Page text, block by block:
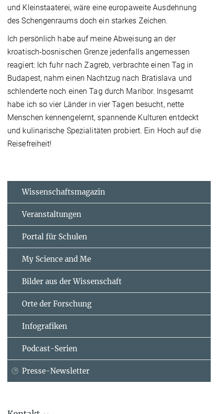
und Kleinstaaterei, wäre eine europaweite Ausdehnung
des Schengenraums doch ein starkes Zeichen.
Ich persönlich habe auf meine Abweisung an der
kroatisch-bosnischen Grenze jedenfalls angemessen
reagiert: Ich fuhr nach Zagreb, verbrachte einen Tag in
Budapest, nahm einen Nachtzug nach Bratislava und
schlenderte noch einen Tag durch Maribor. Insgesamt
habe ich so vier Länder in vier Tagen besucht, nette
Menschen kennengelernt, spannende Kulturen entdeckt
und kulinarische Spezialitäten probiert. Ein Hoch auf die
Reisefreiheit!
Wissenschaftsmagazin
Veranstaltungen
Portal für Schulen
My Science and Me
Bilder aus der Wissenschaft
Orte der Forschung
Infografiken
Podcast-Serien
Presse-Newsletter